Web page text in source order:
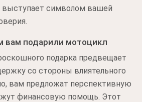
выступает символом вашей
вам подарили мотоцикл
подарка предвещает
со стороны влиятельного
вам предложат перспективную
финансовую помощь. Этот